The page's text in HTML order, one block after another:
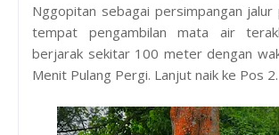
Nggopitan sebagai persimpangan jalur
tempat pengambilan mata air
berjarak sekitar 100 meter dengan
Menit Pulang Pergi. Lanjut naik ke Pos 2.